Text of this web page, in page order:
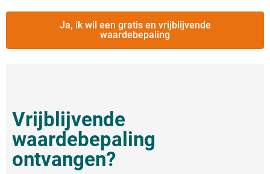
Ja, ik wil een gratis en vrijblijvende
waardebepaling
Vrijblijvende
waardebepaling
ontvangen?